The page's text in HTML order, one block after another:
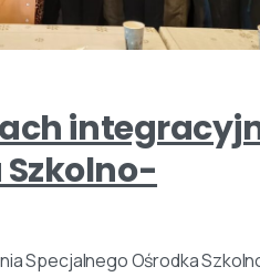
Specjalnego Ośrodka